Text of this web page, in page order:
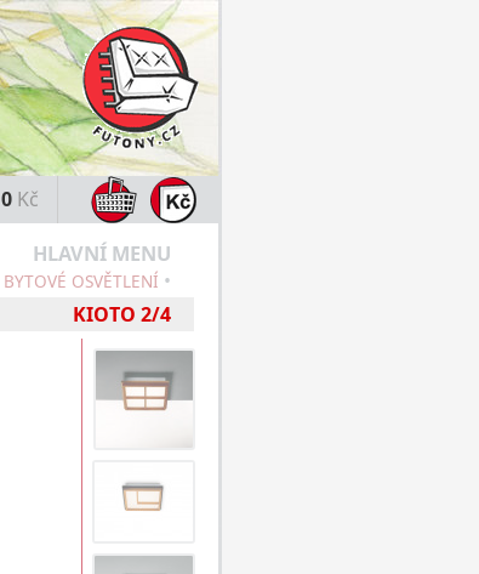
0Kč
HLAVNÍ MENU
BYTOVÉ OSVĚTLENÍ •
KIOTO 2/4